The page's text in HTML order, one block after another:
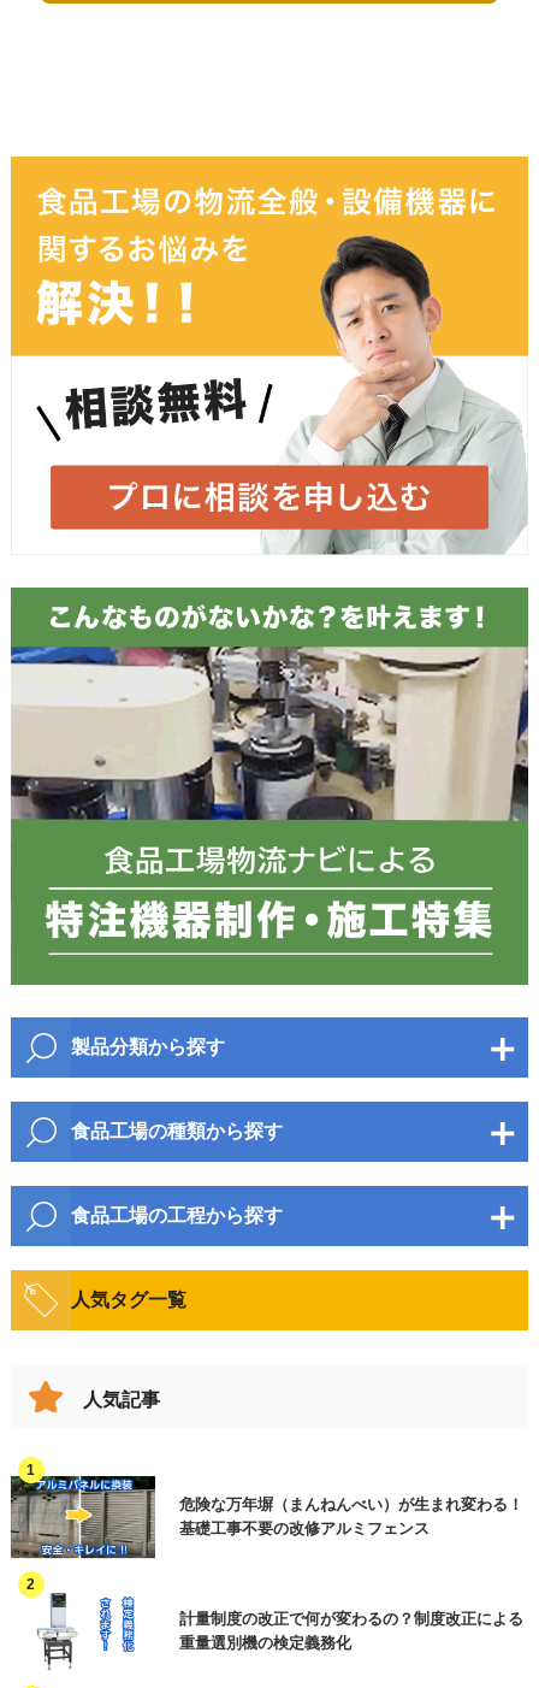
お名前 必須
メールアドレス 必須
お電話番号 必須
郵便番号
都道府県 必須
市区町村
町名・番地
お問合せ内容（複数選択可） 必須
談内容をご入力ください
資料請求 ※ご用件欄に商品名またはご相
製品分類から探す
包装・梱包資材
包装・梱包機器
検査機
印字機・ラベラー
ロボット
製函機・封函機
省人化・自動化
作業効率アップ
食品工場の種類から探す
麺・パン 野菜・果物・加工品
水産・のり・加工品 菓子類
畜産・鶏卵・加工品
漬物・佃煮
穀物(麦・米など)
弁当・惣菜 レトルト・スープ
その他(食品以外)
食品工場の工程から探す
開梱・原料投入・混錬 搬送・移動
整列 加工(製品製造)
計量・計数
製函・封緘 箱詰め
パレタイズ
冷凍・冷蔵 洗浄・殺菌
廃棄
人気タグ一覧
人気記事
危険な万年塀（まんねんべい）が生まれ変わる！
基礎工事不要の改修アルミフェンス
計量制度の改正で何が変わるの？制度改正による
重量選別機の検定義務化